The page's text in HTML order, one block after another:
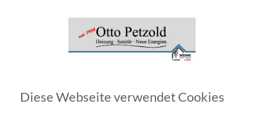
Diese Webseite verwendet Cookies